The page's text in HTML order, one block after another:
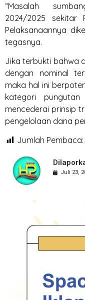
“Masalah
2024/2025 sekitar
Pelaksanaannya
tegasnya.
Jika terbukti bahwa
dengan nominal
maka hal ini
kategori
mencederai prinsip
pengelolaan dana
Jumlah Pembaca:
Juli 23,